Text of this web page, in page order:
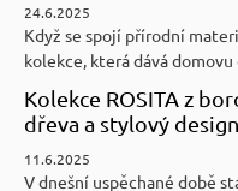
24.6.2025
Když se spojí přírodní
kolekce, která dává domovu
Kolekce ROSITA z
dřeva a stylový
11.6.2025
V dnešní uspěchané době